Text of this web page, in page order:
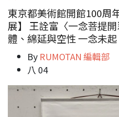
東京都美術館開館100周
展】 王詮富〈一念菩提
體、綿延與空性 一念未
By RUMOTAN 編輯部
八 04